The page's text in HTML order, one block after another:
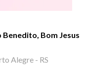
Benedito, Bom Jesus
Alegre - RS